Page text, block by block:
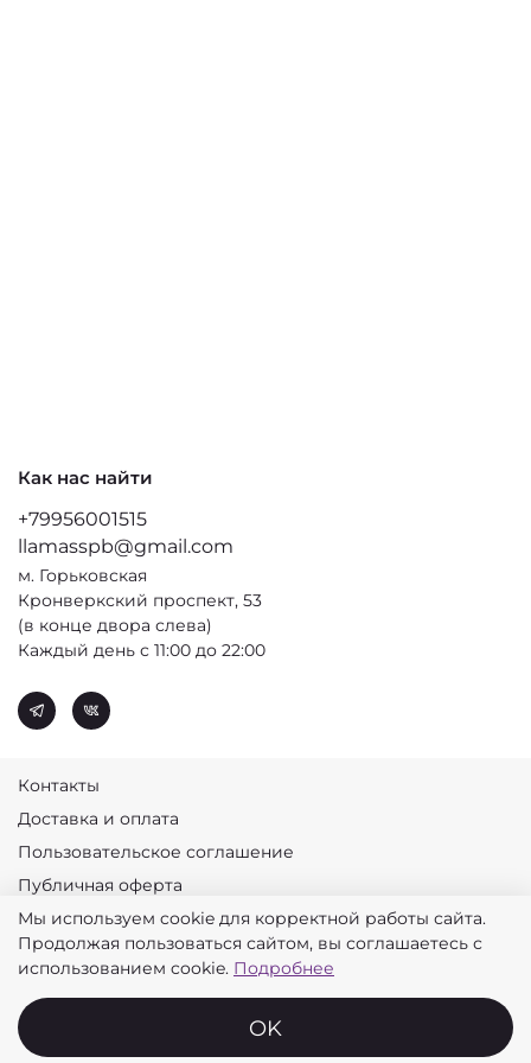
Как нас найти
+79956001515
llamasspb@gmail.com
м. Горьковская
Кронверкский проспект, 53
(в конце двора слева)
Каждый день с 11:00 до 22:00
Контакты
Доставка и оплата
Пользовательское соглашение
Публичная оферта
Политика конфиденциальности
© 2026 Лламас
Мы используем cookie для корректной работы сайта.
Продолжая пользоваться сайтом, вы соглашаетесь с
использованием cookie. Подробнее
OK